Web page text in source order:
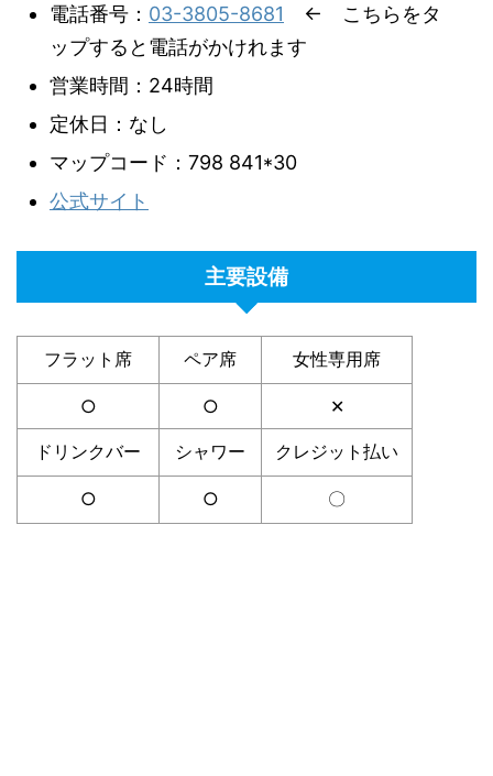
電話番号： 03-3805-8681 ← こちらをタ
ップすると電話がかけれます
営業時間：24時間
定休日：なし
マップコード：798 841*30
公式サイト
主要設備
フラット席 ペア席 女性専用席
○ ○ ✕
ドリンクバー シャワー クレジット払い
○ ○ 〇